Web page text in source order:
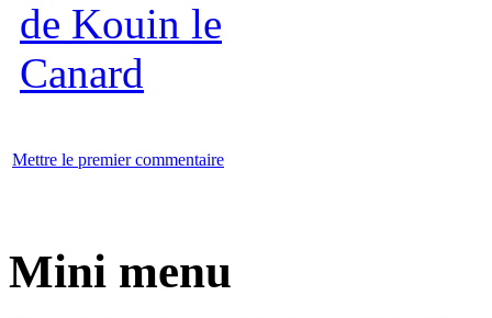
Mettre le premier commentaire
Mini menu